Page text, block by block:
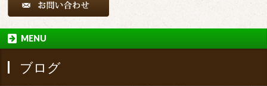
MENU
ブログ